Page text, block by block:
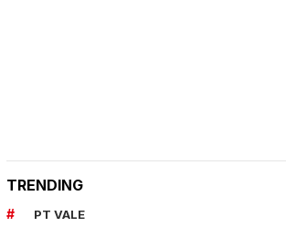
TRENDING
PT VALE